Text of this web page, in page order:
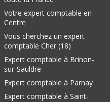
Votre expert comptable en
Centre
Vous cherchez un expert
comptable Cher (18)
Expert comptable à Brinon-
sur-Sauldre
Expert comptable à Parnay
Expert comptable à Saint-